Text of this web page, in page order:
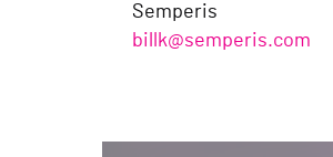
Semperis
billk@semperis.com